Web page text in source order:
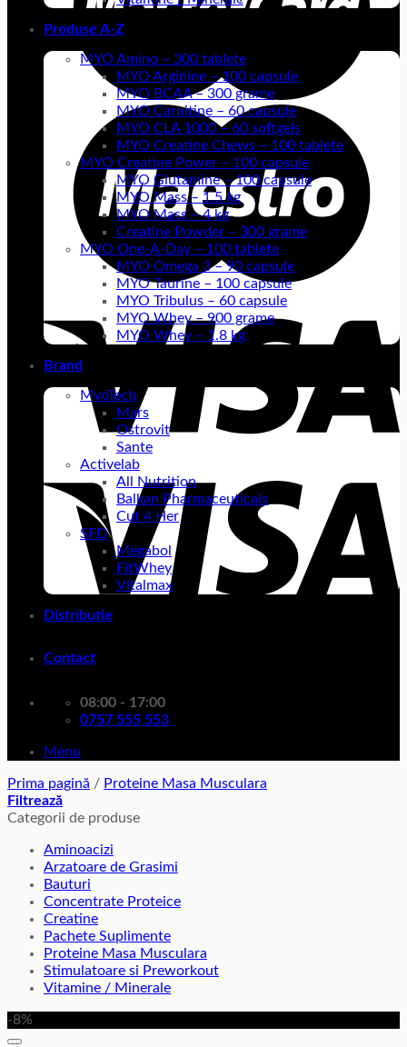
Produse A-Z
MYO Amino – 300 tablete
MYO Arginine – 100 capsule
MYO BCAA – 300 grame
MYO Carnitine – 60 capsule
MYO CLA 1000 – 60 softgels
MYO Creatine Chews – 100 tablete
MYO Creatine Power – 100 capsule
MYO Glutamine – 100 capsule
MYO Mass – 1.5 kg
MYO Mass – 4 kg
Creatine Powder – 300 grame
MYO One-A-Day – 100 tablete
MYO Omega 3 – 90 capsule
MYO Taurine – 100 capsule
MYO Tribulus – 60 capsule
MYO Whey – 900 grame
MYO Whey – 1.8 kg
Brand
MyoTech
Mars
Ostrovit
Sante
Activelab
All Nutrition
Balkan Pharmaceuticals
Cut 4 Her
SFD
Megabol
FitWhey
Vitalmax
Distributie
Contact
08:00 - 17:00
0757 555 553
Menu
Prima pagină / Proteine Masa Musculara
Filtrează
Categorii de produse
Aminoacizi
Arzatoare de Grasimi
Bauturi
Concentrate Proteice
Creatine
Pachete Suplimente
Proteine Masa Musculara
Stimulatoare si Preworkout
Vitamine / Minerale
-8%